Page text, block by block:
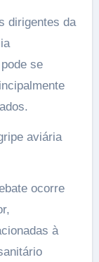
dirigentes da
se
aviária
ocorre
à